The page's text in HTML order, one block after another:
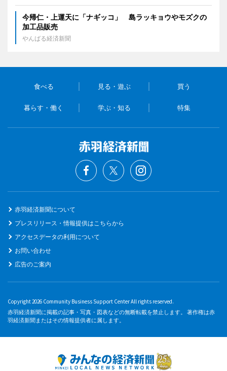
今帰仁・上運天に「ナギッコ」 島ラッキョウやモズクの
加工品販売
やんばる経済新聞
食べる 見る・遊ぶ 買う
暮らす・働く 学ぶ・知る 特集
赤羽経済新聞について
プレスリリース・情報提供はこちらから
アクセスデータの利用について
お問い合わせ
広告のご案内
Copyright 2026 Community Business Support Center All rights reserved.
赤羽経済新聞に掲載の記事・写真・図表などの無断転載を禁止します。 著作権は赤
羽経済新聞またはその情報提供者に属します。